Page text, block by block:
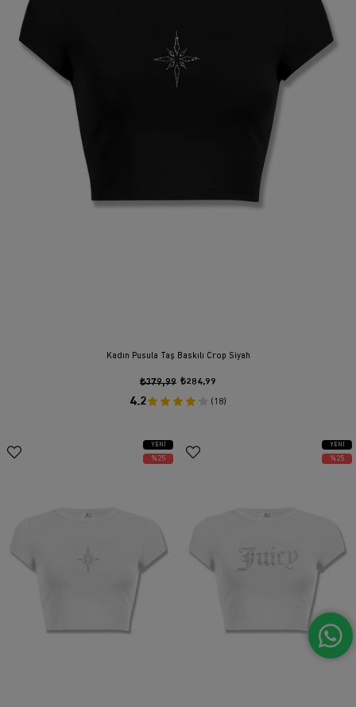
Kadın Pusula Taş Baskılı Crop Siyah
₺284,99
₺379,99
4.2 (18)
YENI
ÜRÜN
%25
YENI
ÜRÜN
%25